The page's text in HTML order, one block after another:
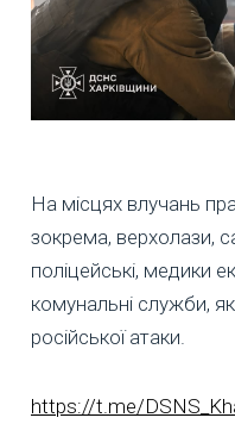
На місцях влучань
зокрема, верхолази,
поліцейські, медики
комунальні служби,
російської атаки.
https://t.me/